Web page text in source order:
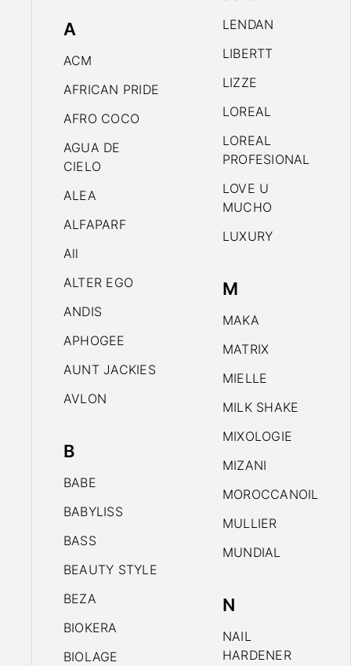
A
ACM
AFRICAN PRIDE
AFRO COCO
AGUA DE
CIELO
ALEA
ALFAPARF
All
ALTER EGO
ANDIS
APHOGEE
AUNT JACKIES
AVLON
B
BABE
BABYLISS
BASS
BEAUTY STYLE
BEZA
BIOKERA
BIOLAGE
LENDAN
LIBERTT
LIZZE
LOREAL
LOREAL
PROFESIONAL
LOVE U
MUCHO
LUXURY
M
MAKA
MATRIX
MIELLE
MILK SHAKE
MIXOLOGIE
MIZANI
MOROCCANOIL
MULLIER
MUNDIAL
N
NAIL
HARDENER